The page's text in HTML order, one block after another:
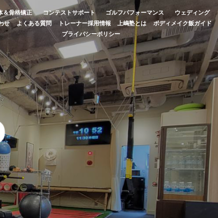
＆骨格矯正 コンテストサポート ゴルフパフォーマンス
ウェディング
せ
よくある質問 トレーナー採用情報 上嶋塾とは
ボディメイク飯ガイド
プライバシーポリシー